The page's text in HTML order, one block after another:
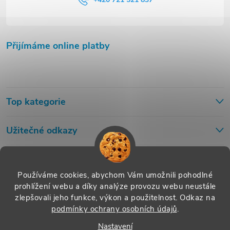
Používáme cookies, abychom Vám umožnili pohodlné
prohlížení webu a díky analýze provozu webu neustále
zlepšovali jeho funkce, výkon a použitelnost. Odkaz na
podmínky ochrany osobních údajů.
Nastavení
Přijímáme online platby
Top kategorie
Užitečné odkazy